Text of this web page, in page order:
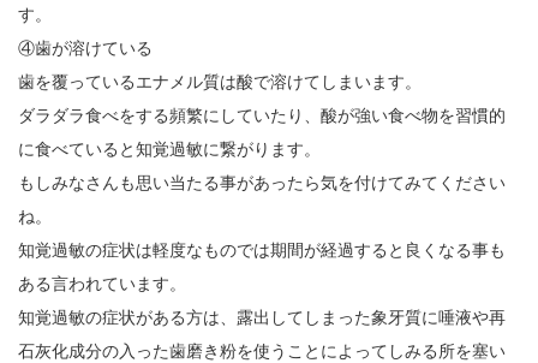
す。
④歯が溶けている
歯を覆っているエナメル質は酸で溶けてしまいます。
ダラダラ食べをする頻繁にしていたり、酸が強い食べ物を習慣的
に食べていると知覚過敏に繋がります。
もしみなさんも思い当たる事があったら気を付けてみてください
ね。
知覚過敏の症状は軽度なものでは期間が経過すると良くなる事も
ある言われています。
知覚過敏の症状がある方は、露出してしまった象牙質に唾液や再
石灰化成分の入った歯磨き粉を使うことによってしみる所を塞い